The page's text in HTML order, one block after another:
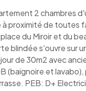
2 chambres
proximité de toutes
du Miroir et du
blindée s'ouvre sur
de 30m2 avec
(baignoire et
PEB: D+